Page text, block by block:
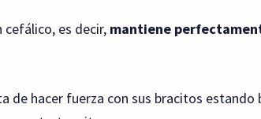
cefálico, es decir, mantiene
hacer fuerza con sus bracitos estando